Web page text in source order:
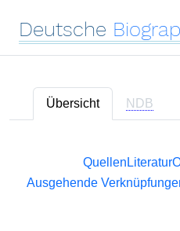
Deutsche
Übersicht NDB
Quellen Literatur
Ausgehende